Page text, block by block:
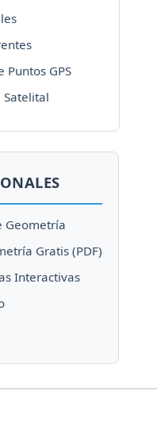
Puntos GPS
Satelital
Geometría
Gratis (PDF)
Interactivas